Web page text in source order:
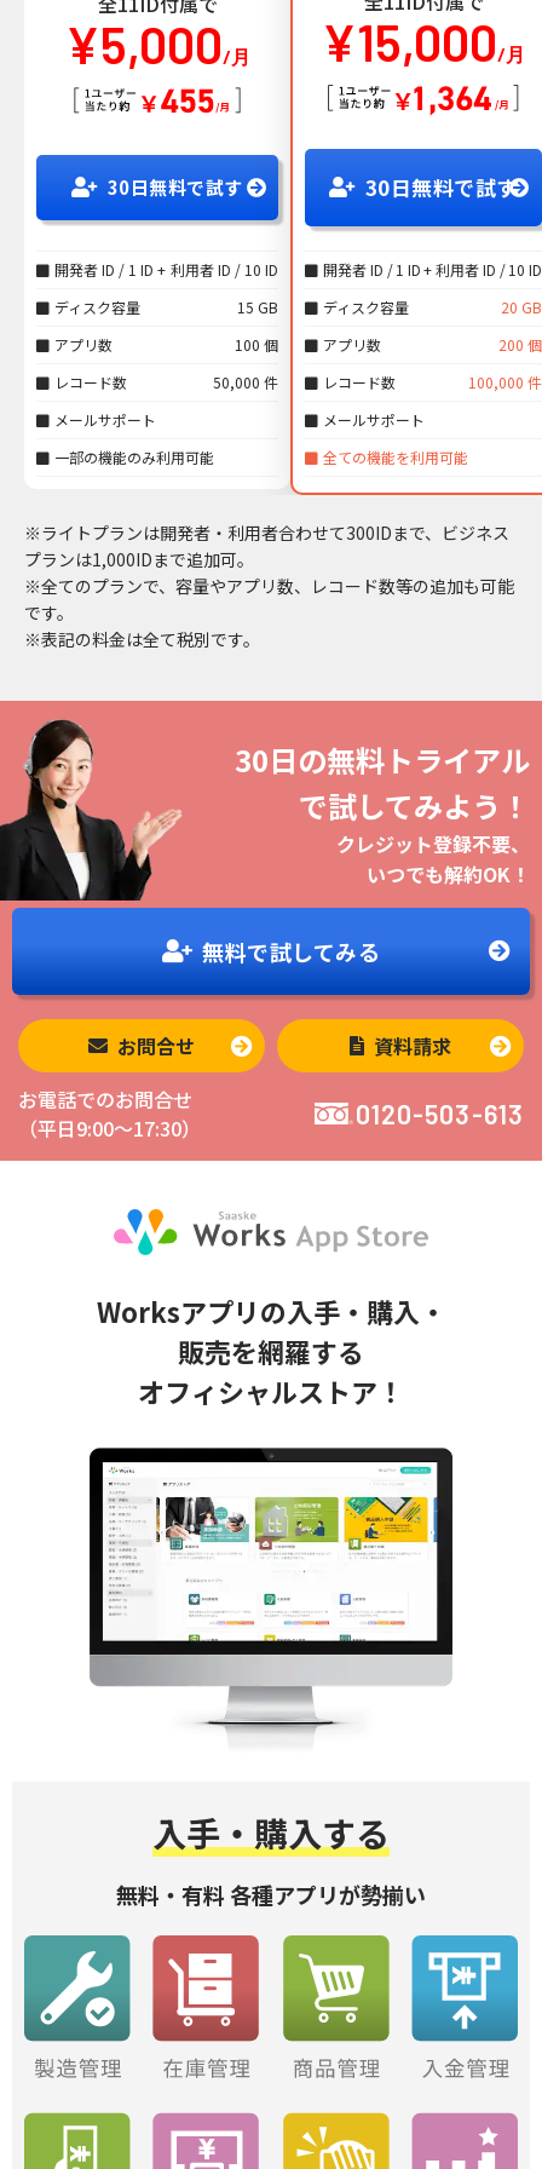
¥5,000/月
30日無料で試す
開発者 ID / 1 ID + 利用者 ID / 10 ID
ディスク容量
15 GB
アプリ数
100 個
レコード数
50,000 件
メールサポート
一部の機能のみ利用可能
¥15,000/月
30日無料で試す
開発者 ID / 1 ID+利用者 ID /10 ID
ディスク容量
20 GB
アプリ数
200 個
レコード数
100,000 件
メールサポート
全ての機能を利用可能
※ライトプランは開発者・利用者合わせて300IDまで、ビジネス
プランは1,000IDまで追加可。
※全てのプランで、容量やアプリ数、レコード数等の追加も可能
です。
※表記の料金は全て税別です。
30日の無料トライアル
で試してみよう！
クレジット登録不要、
いつでも解約OK！
無料で試してみる
お問合せ
資料請求
お電話でのお問合せ
（平日9:00〜17:30）
0120-503-613
Worksアプリの入手・購入・
販売を網羅する
オフィシャルストア！
入手・購入する
無料・有料 各種アプリが勢揃い